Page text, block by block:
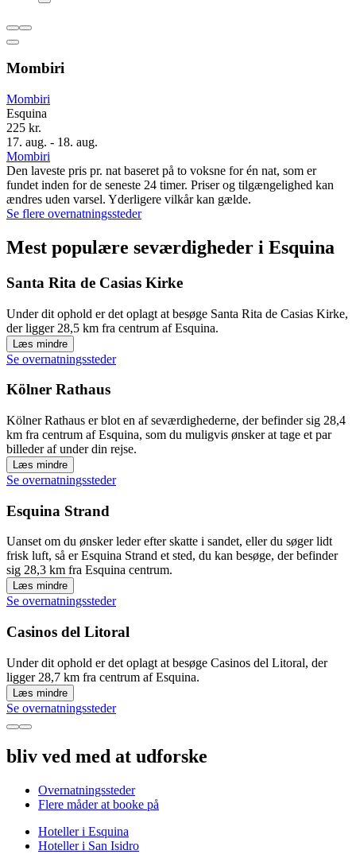
Mombiri
Mombiri
Esquina
225 kr.
17. aug. - 18. aug.
Mombiri
Den laveste pris pr. nat baseret på to voksne for én nat, som er
fundet inden for de seneste 24 timer. Priser og tilgængelighed kan
ændres uden varsel. Yderligere vilkår kan gælde.
Se flere overnatningssteder
Mest populære seværdigheder i Esquina
Santa Rita de Casias Kirke
Under dit ophold er det oplagt at besøge Santa Rita de Casias Kirke,
der ligger 28,5 km fra centrum af Esquina.
Læs mindre
Se overnatningssteder
Kölner Rathaus
Kölner Rathaus er blot en af seværdighederne, der befinder sig 28,4
km fra centrum af Esquina, som du muligvis ønsker at tage et par
billeder af under din rejse.
Læs mindre
Se overnatningssteder
Esquina Strand
Uanset om du ønsker leder efter skatte i sandet, eller du søger lidt
frisk luft, så er Esquina Strand et sted, du kan besøge, der befinder
sig 28,3 km fra Esquina centrum.
Læs mindre
Se overnatningssteder
Casinos del Litoral
Under dit ophold er det oplagt at besøge Casinos del Litoral, der
ligger 28,7 km fra centrum af Esquina.
Læs mindre
Se overnatningssteder
bliv ved med at udforske
Overnatningssteder
Flere måder at booke på
Hoteller i Esquina
Hoteller i San Isidro